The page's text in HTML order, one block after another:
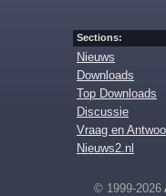
Sections:
Nieuws
Downloads
Top Downloads
Discussie
Vraag en
Nieuws2.nl
© 1999-2026